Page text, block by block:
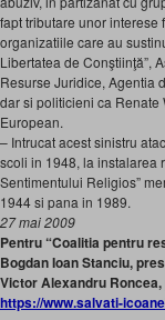
fapt tributare unor
organizatiile care au
Libertatea de Conştiinţă”,
Resurse Juridice, Agentia
dar si politicieni ca Renate
European.
– Intrucat acest sinistru
scoli in 1948, la instalarea
Sentimentului Religios”
1944 si pana in 1989.
27 mai 2009
Pentru “Coalitia pentru
Bogdan Ioan Stanciu,
Victor Alexandru
https://www.salvati-